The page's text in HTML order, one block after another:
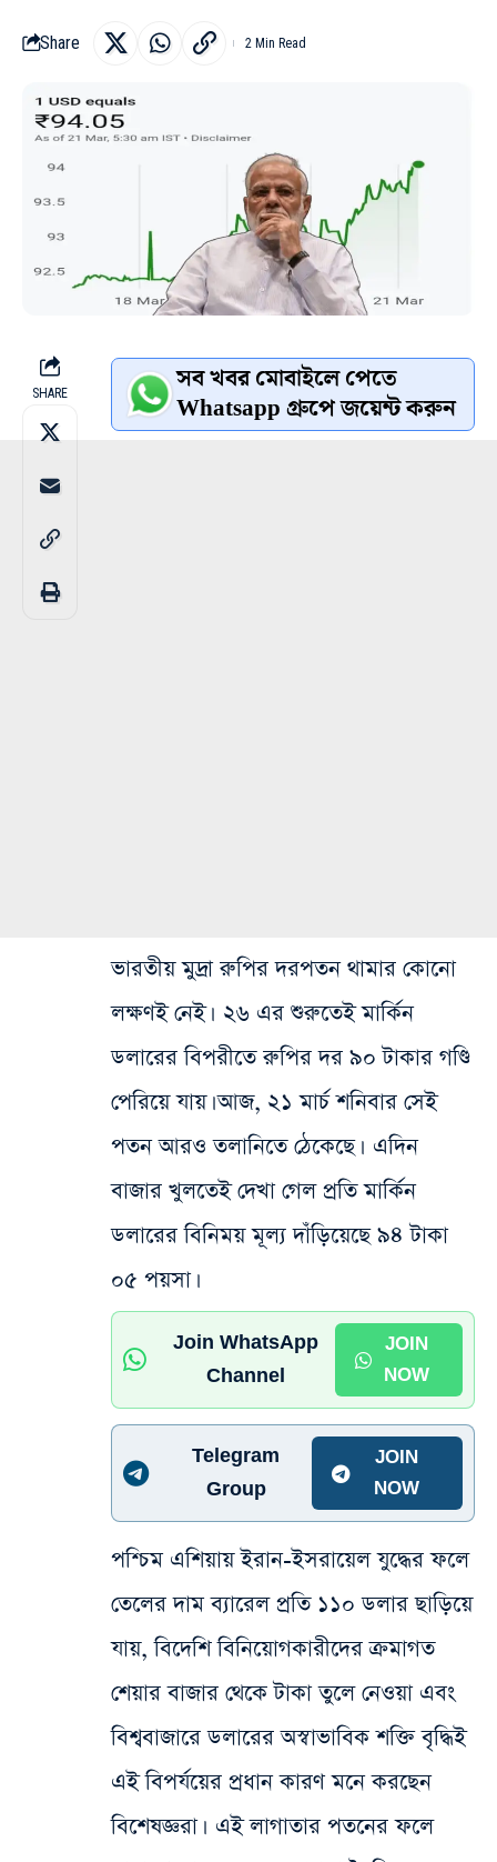
Share 2 Min Read
SHARE সব খবর মোবাইলে পেতে
Whatsapp গ্রুপে জয়েন্ট করুন
ভারতীয় মুদ্রা রুপির দরপতন থামার কোনো
লক্ষণই নেই। ২৬ এর শুরুতেই মার্কিন
ডলারের বিপরীতে রুপির দর ৯০ টাকার গণ্ডি
পেরিয়ে যায়। আজ, ২১ মার্চ শনিবার সেই
পতন আরও তলানিতে ঠেকেছে। এদিন
বাজার খুলতেই দেখা গেল প্রতি মার্কিন
ডলারের বিনিময় মূল্য দাঁড়িয়েছে ৯৪ টাকা
০৫ পয়সা।
Join WhatsApp
Channel
JOIN
NOW
Telegram
Group
JOIN
NOW
পশ্চিম এশিয়ায় ইরান-ইসরায়েল যুদ্ধের ফলে
তেলের দাম ব্যারেল প্রতি ১১০ ডলার ছাড়িয়ে
যায়, বিদেশি বিনিয়োগকারীদের ক্রমাগত
শেয়ার বাজার থেকে টাকা তুলে নেওয়া এবং
বিশ্ববাজারে ডলারের অস্বাভাবিক শক্তি বৃদ্ধিই
এই বিপর্যয়ের প্রধান কারণ মনে করছেন
বিশেষজ্ঞরা। এই লাগাতার পতনের ফলে